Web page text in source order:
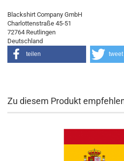
Blackshirt Company GmbH
Charlottenstraße 45-51
72764 Reutlingen
Deutschland
teilen tweet
Zu diesem Produkt